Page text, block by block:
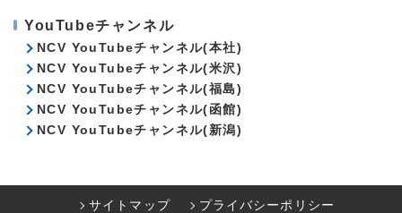
YouTubeチャンネル
NCV YouTubeチャンネル(本社)
NCV YouTubeチャンネル(米沢)
NCV YouTubeチャンネル(福島)
NCV YouTubeチャンネル(函館)
NCV YouTubeチャンネル(新潟)
サイトマップ プライバシーポリシー